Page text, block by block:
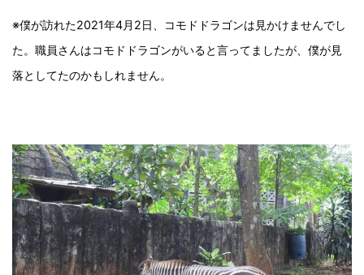
※僕が訪れた2021年4月2日、コモドドラゴンは見かけませんでし
た。職員さんはコモドドラゴンがいると言ってましたが、僕が見
落としてたのかもしれません。